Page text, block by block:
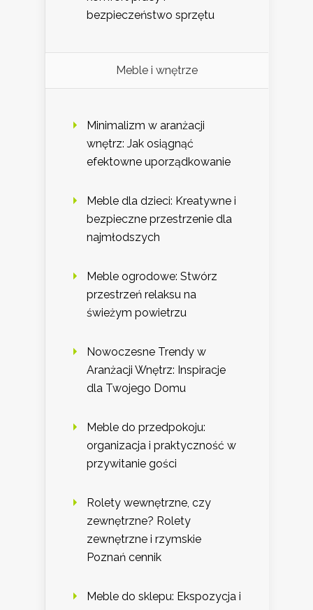
bezpieczeństwo sprzętu
Meble i wnętrze
Minimalizm w aranżacji
wnętrz: Jak osiągnąć
efektowne uporządkowanie
Meble dla dzieci: Kreatywne i
bezpieczne przestrzenie dla
najmłodszych
Meble ogrodowe: Stwórz
przestrzeń relaksu na
świeżym powietrzu
Nowoczesne Trendy w
Aranżacji Wnętrz: Inspiracje
dla Twojego Domu
Meble do przedpokoju:
organizacja i praktyczność w
przywitanie gości
Rolety wewnętrzne, czy
zewnętrzne? Rolety
zewnętrzne i rzymskie
Poznań cennik
Meble do sklepu: Ekspozycja i